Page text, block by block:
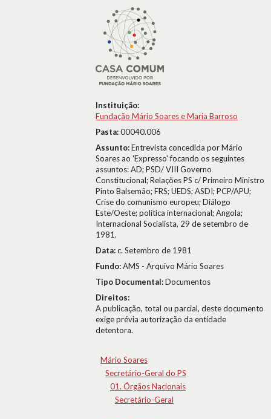
Instituição:
Fundação Mário Soares e Maria Barroso
Pasta:00040.006
Assunto:Entrevista concedida por Mário
Soares ao 'Expresso' focando os seguintes
assuntos: AD; PSD/ VIII Governo
Constitucional; Relações PS c/ Primeiro Ministro
Pinto Balsemão; FRS; UEDS; ASDI; PCP/APU;
Crise do comunismo europeu; Diálogo
Este/Oeste; política internacional; Angola;
Internacional Socialista, 29 de setembro de
1981.
Data:c. Setembro de 1981
Fundo:AMS - Arquivo Mário Soares
Tipo Documental:Documentos
Direitos:
A publicação, total ou parcial, deste documento
exige prévia autorização da entidade
detentora.
Mário Soares
Secretário-Geral do PS
01. Órgãos Nacionais
Secretário-Geral